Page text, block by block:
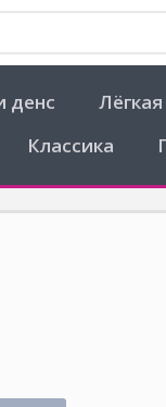
денс Лёгкая
Классика